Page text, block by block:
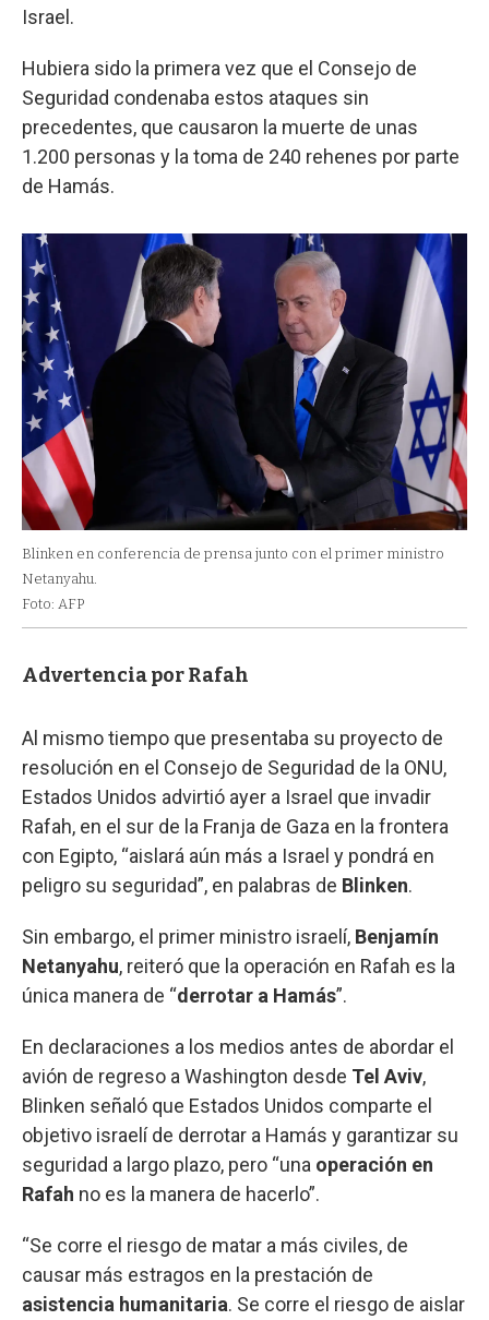
Israel.
Hubiera sido la primera vez que el Consejo de
Seguridad condenaba estos ataques sin
precedentes, que causaron la muerte de unas
1.200 personas y la toma de 240 rehenes por parte
de Hamás.
Blinken en conferencia de prensa junto con el primer ministro
Netanyahu.
Foto: AFP
Advertencia por Rafah
Al mismo tiempo que presentaba su proyecto de
resolución en el Consejo de Seguridad de la ONU,
Estados Unidos advirtió ayer a Israel que invadir
Rafah, en el sur de la Franja de Gaza en la frontera
con Egipto, “aislará aún más a Israel y pondrá en
peligro su seguridad”, en palabras de Blinken.
Sin embargo, el primer ministro israelí, Benjamín
Netanyahu, reiteró que la operación en Rafah es la
única manera de “derrotar a Hamás”.
En declaraciones a los medios antes de abordar el
avión de regreso a Washington desde Tel Aviv,
Blinken señaló que Estados Unidos comparte el
objetivo israelí de derrotar a Hamás y garantizar su
seguridad a largo plazo, pero “una operación en
Rafah no es la manera de hacerlo”.
“Se corre el riesgo de matar a más civiles, de
causar más estragos en la prestación de
asistencia humanitaria. Se corre el riesgo de aislar